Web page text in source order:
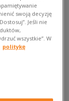
maxi
przykuwają
komfortowe z
Bo
swoją decyzję
Jeśli nie
wszystkie”. W
politykę